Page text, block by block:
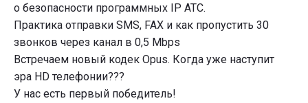
о безопасности программных IP АТС.
Практика отправки SMS, FAX и как пропустить 30
звонков через канал в 0,5 Mbps
Встречаем новый кодек Opus. Когда уже наступит
эра HD телефонии???
У нас есть первый победитель!